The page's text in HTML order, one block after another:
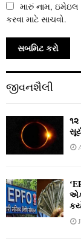
મારું નામ,
કરવા માટે સાચવો.
જીવનશૈલી
૧૨
એક